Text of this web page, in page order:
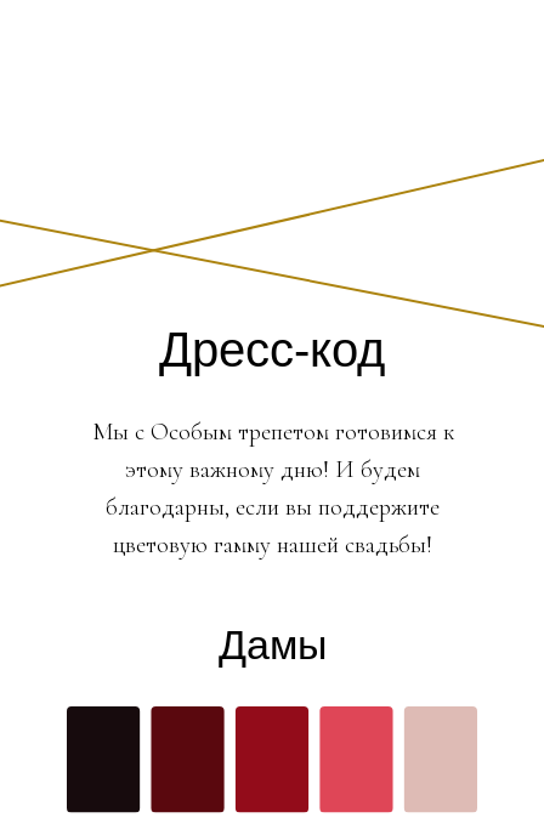
Дамы
Дресс-код
Мы с Особым трепетом готовимся к
этому важному дню! И будем
благодарны, если вы поддержите
цветовую гамму нашей свадьбы!